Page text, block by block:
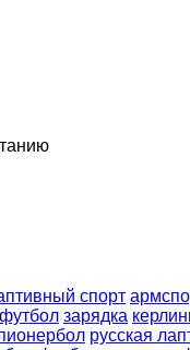
спорт
зарядка
русская